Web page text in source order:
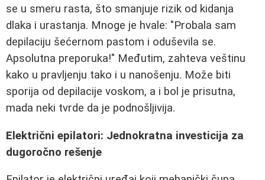
se u smeru rasta, što smanjuje rizik od kidanja
dlaka i urastanja. Mnoge je hvale: "Probala sam
depilaciju šećernom pastom i oduševila se.
Apsolutna preporuka!" Međutim, zahteva veštinu
kako u pravljenju tako i u nanošenju. Može biti
sporija od depilacije voskom, a i bol je prisutna,
mada neki tvrde da je podnošljivija.
Električni epilatori: Jednokratna investicija za
dugoročno rešenje